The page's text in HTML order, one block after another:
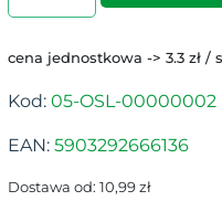
cena jednostkowa -> 3.3 zł /
Kod: 05-OSL-00000002
EAN: 5903292666136
Dostawa od: 10,99 zł